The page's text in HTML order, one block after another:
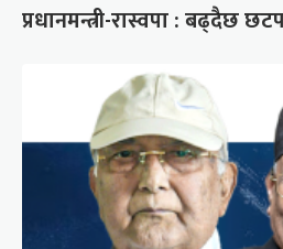
प्रधानमन्त्री-रास्वपा : बढ्दैछ